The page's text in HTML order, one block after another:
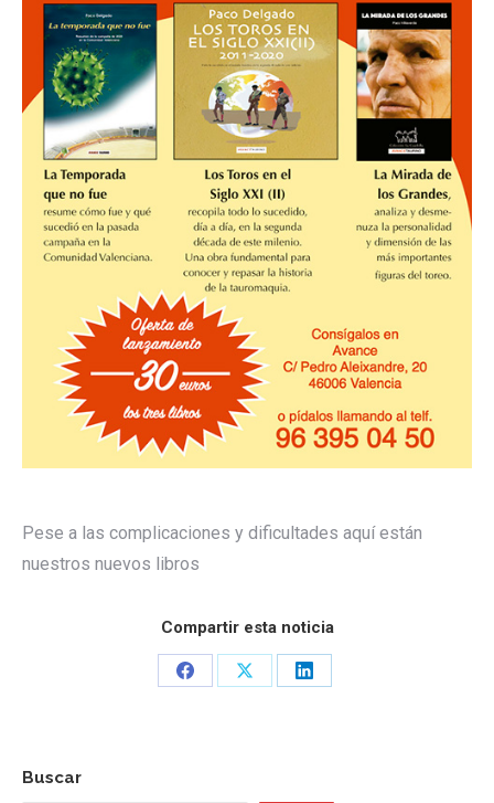
Pese a las complicaciones y dificultades aquí están
nuestros nuevos libros
Compartir esta noticia
Share
Share
Share
Buscar